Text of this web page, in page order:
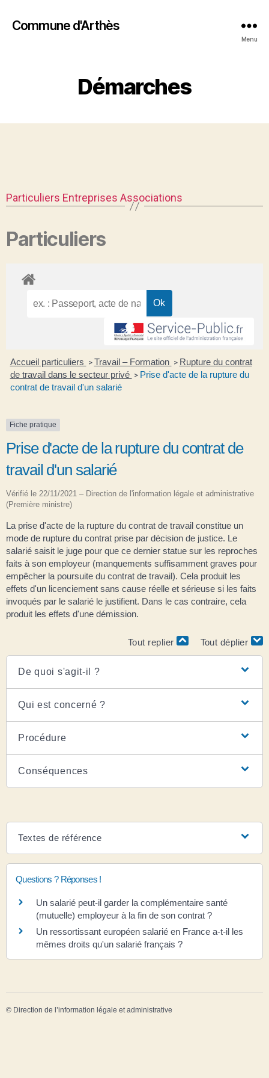
Commune d'Arthès
Menu
Démarches
Particuliers Entreprises Associations
Particuliers
Accueil particuliers > Travail – Formation > Rupture du contrat
de travail dans le secteur privé > Prise d'acte de la rupture du
contrat de travail d'un salarié
Fiche pratique
Prise d'acte de la rupture du contrat de
travail d'un salarié
Vérifié le 22/11/2021 – Direction de l'information légale et administrative
(Première ministre)
La prise d'acte de la rupture du contrat de travail constitue un
mode de rupture du contrat prise par décision de justice. Le
salarié saisit le juge pour que ce dernier statue sur les reproches
faits à son employeur (manquements suffisamment graves pour
empêcher la poursuite du contrat de travail). Cela produit les
effets d'un licenciement sans cause réelle et sérieuse si les faits
invoqués par le salarié le justifient. Dans le cas contraire, cela
produit les effets d'une démission.
Tout replier Tout déplier
De quoi s'agit-il ?
Qui est concerné ?
Procédure
Conséquences
Textes de référence
Questions ? Réponses !
Un salarié peut-il garder la complémentaire santé
(mutuelle) employeur à la fin de son contrat ?
Un ressortissant européen salarié en France a-t-il les
mêmes droits qu'un salarié français ?
© Direction de l’information légale et administrative